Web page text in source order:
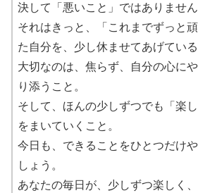
決して「悪いこと」ではありません
それはきっと、「これまでずっと
た自分を、少し休ませてあげている
大切なのは、焦らず、自分の心に
り添うこと。
そして、ほんの少しずつでも「楽し
をまいていくこと。
今日も、できることをひとつだけ
しょう。
あなたの毎日が、少しずつ楽しく